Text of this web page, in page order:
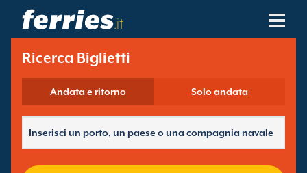
.it
Compagnie Navali
Destinazioni Traghetti
Rotte Traghetti
Ricerca Biglietti
Andata e ritorno Solo andata